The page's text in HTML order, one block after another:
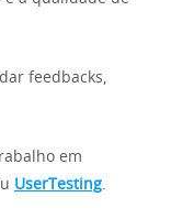
feedbacks,
em
UserTesting.